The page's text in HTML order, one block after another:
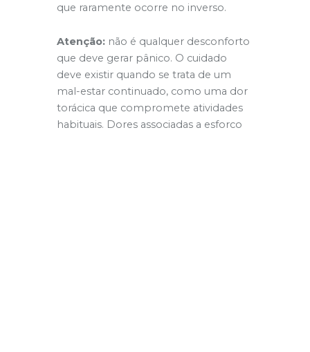
que raramente ocorre no inverso.
Atenção: não é qualquer desconforto
que deve gerar pânico. O cuidado
deve existir quando se trata de um
mal-estar continuado, como uma dor
torácica que compromete atividades
habituais. Dores associadas a esforço